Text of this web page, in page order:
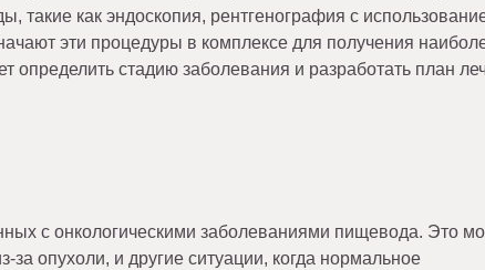
такие как эндоскопия, рентгенография с
эти процедуры в комплексе для получения
определить стадию заболевания и разработать план
с онкологическими заболеваниями пищевода. Это
за опухоли, и другие ситуации, когда нормальное